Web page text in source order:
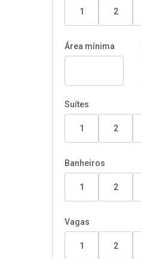
1 2
Área mínima
Suítes
1 2
Banheiros
1 2
Vagas
1 2